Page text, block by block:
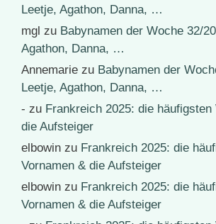
Leetje, Agathon, Danna, …
mgl zu Babynamen der Woche 32/
Agathon, Danna, …
Annemarie zu Babynamen der
Leetje, Agathon, Danna, …
- zu Frankreich 2025: die häufigsten
die Aufsteiger
elbowin zu Frankreich 2025: die
Vornamen & die Aufsteiger
elbowin zu Frankreich 2025: die
Vornamen & die Aufsteiger